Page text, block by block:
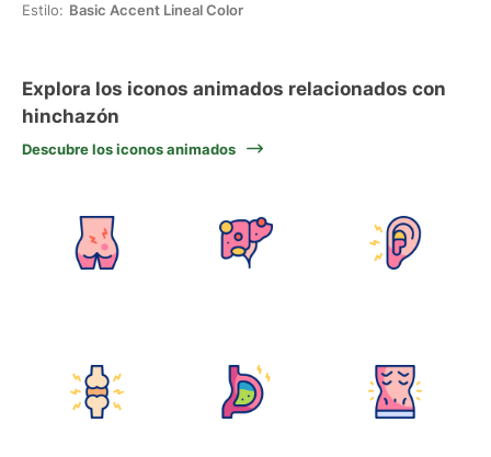
Estilo: Basic Accent Lineal Color
Explora los iconos animados relacionados con
hinchazón
Descubre los iconos animados